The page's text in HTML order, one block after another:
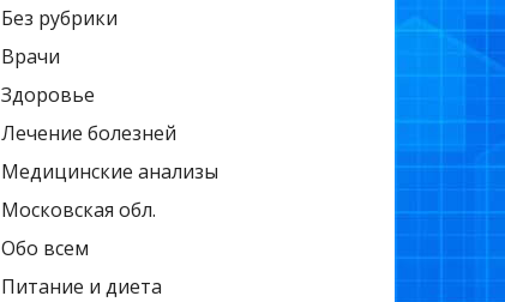
Без рубрики
Врачи
Здоровье
Лечение болезней
Медицинские анализы
Московская обл.
Обо всем
Питание и диета